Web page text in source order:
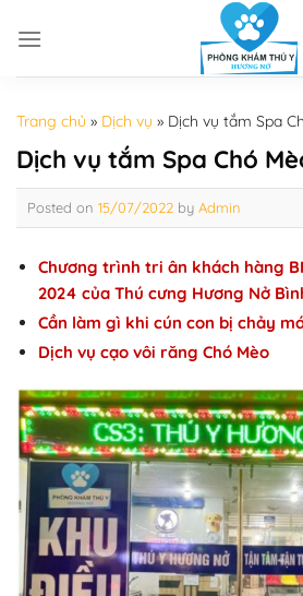
Trang chủ » Dịch vụ » Dịch vụ tắm Spa
Dịch vụ tắm Spa Chó
Posted on 15/07/2022 by Admin
Chương trình tri ân khách hàng
2024 của Thú cưng Hương Nở
Cần làm gì khi cún con bị chảy
Dịch vụ cạo vôi răng Chó Mèo